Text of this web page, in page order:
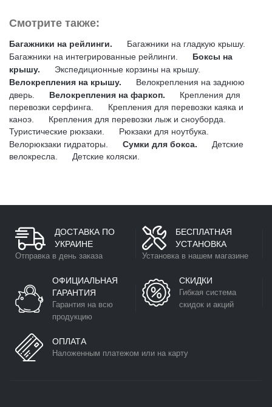
Смотрите также:
Багажники на рейлинги.
Багажники на гладкую крышу.
Багажники на интегрированные рейлинги.
Боксы на
крышу.
Экспедиционные корзины на крышу.
Велокрепления на крышу.
Велокрепления на заднюю
дверь.
Велокрепления на фаркоп.
Крепления для
перевозки серфинга.
Крепления для перевозки каяка и
каноэ.
Крепления для перевозки лыж и сноуборда.
Туристические рюкзаки.
Рюкзаки для ноутбука.
Велорюкзаки гидраторы.
Сумки для бокса.
Детские
велокресла.
Детские коляски.
ДОСТАВКА ПО
УКРАИНЕ
Отправка в день заказа
БЕСПЛАТНАЯ
УСТАНОВКА
Установка в нашем магазине
ОФИЦИАЛЬНАЯ
ГАРАНТИЯ
Гарантия на всю
продукцию
СКИДКИ
Гибкая система
скидок и акций
ОПЛАТА
Наложенным платежом или на карту